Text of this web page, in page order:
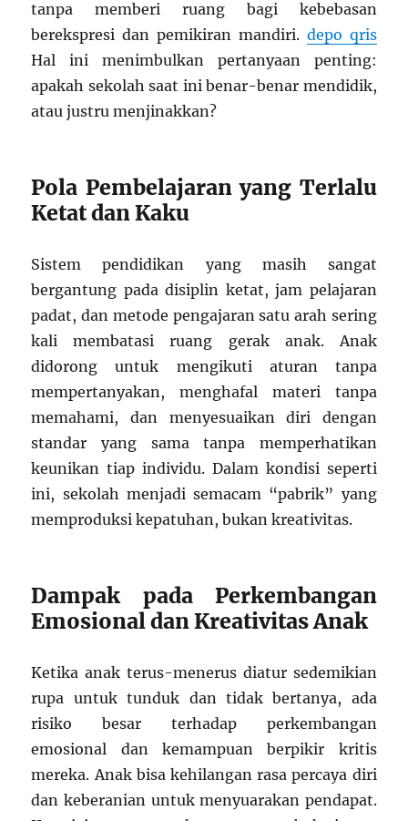
tanpa memberi ruang bagi kebebasan
berekspresi dan pemikiran mandiri. depo qris
Hal ini menimbulkan pertanyaan penting:
apakah sekolah saat ini benar-benar mendidik,
atau justru menjinakkan?
Pola Pembelajaran yang Terlalu
Ketat dan Kaku
Sistem pendidikan yang masih sangat
bergantung pada disiplin ketat, jam pelajaran
padat, dan metode pengajaran satu arah sering
kali membatasi ruang gerak anak. Anak
didorong untuk mengikuti aturan tanpa
mempertanyakan, menghafal materi tanpa
memahami, dan menyesuaikan diri dengan
standar yang sama tanpa memperhatikan
keunikan tiap individu. Dalam kondisi seperti
ini, sekolah menjadi semacam “pabrik” yang
memproduksi kepatuhan, bukan kreativitas.
Dampak pada Perkembangan
Emosional dan Kreativitas Anak
Ketika anak terus-menerus diatur sedemikian
rupa untuk tunduk dan tidak bertanya, ada
risiko besar terhadap perkembangan
emosional dan kemampuan berpikir kritis
mereka. Anak bisa kehilangan rasa percaya diri
dan keberanian untuk menyuarakan pendapat.